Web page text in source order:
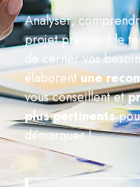
Analyser,
projet prennent le
de cerner vos
élaborentune
vous conseillent et
plus pertinents
démarquer !